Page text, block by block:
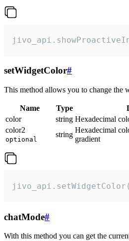
setWidgetColor#
This method allows you to change the
Name Type
color
string Hexadecimal
color2
optional
string
Hexadecimal
gradient
chatMode#
With this method you can get the